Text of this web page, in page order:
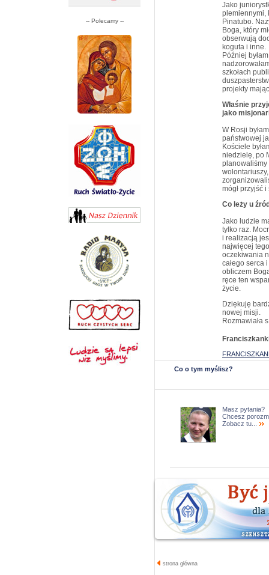
-- Polecamy --
Jako
plemiennymi,
Pinatubo.
Boga, który
obserwują
koguta i inne.
Później
szkołach
projekty
Właśnie
jako
W Rosji
państwowej
Kościele
niedzielę, po
planowaliśmy
mógł przyjść
Co leży u
Jako ludzie
tylko raz.
i realizacją
najwięcej
oczekiwania
całego serca
obliczem
ręce ten
życie.
Dziękuję
nowej misji.
Rozmawiała
Co o tym myślisz?
Masz pytania?
Chcesz
Zobacz tu...
strona główna